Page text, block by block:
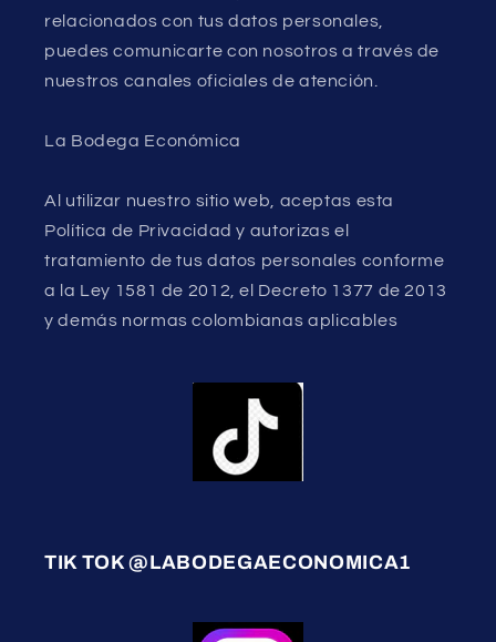
relacionados con tus datos personales,
puedes comunicarte con nosotros a través de
nuestros canales oficiales de atención.
La Bodega Económica
Al utilizar nuestro sitio web, aceptas esta
Política de Privacidad y autorizas el
tratamiento de tus datos personales conforme
a la Ley 1581 de 2012, el Decreto 1377 de 2013
y demás normas colombianas aplicables
TIK TOK @LABODEGAECONOMICA1